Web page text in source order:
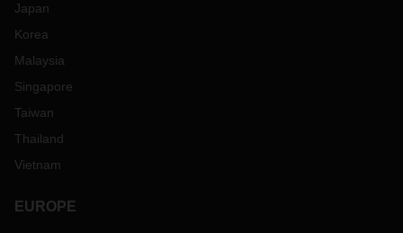
Japan
Korea
Malaysia
Singapore
Taiwan
Thailand
Vietnam
EUROPE